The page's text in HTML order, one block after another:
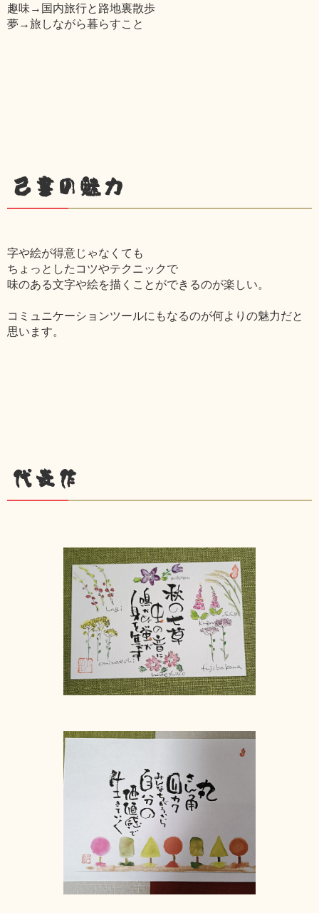
趣味→国内旅行と路地裏散歩
夢→旅しながら暮らすこと
己書の魅力
字や絵が得意じゃなくても
ちょっとしたコツやテクニックで
味のある文字や絵を描くことができるのが楽しい。
コミュニケーションツールにもなるのが何よりの魅力だと
思います。
代表作